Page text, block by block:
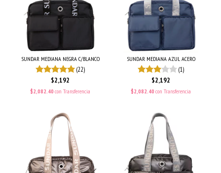
SUNDAR MEDIANA NEGRA C/BLANCO
(22)
$2,192
$2,082.40 con Transferencia
SUNDAR MEDIANA AZUL ACERO
(1)
$2,192
$2,082.40 con Transferencia